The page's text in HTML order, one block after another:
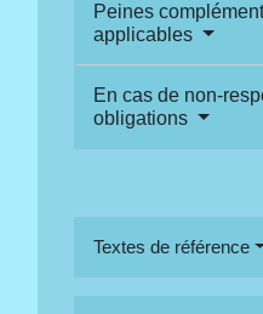
Peines
applicables
En cas de non-
obligations
Textes de référence